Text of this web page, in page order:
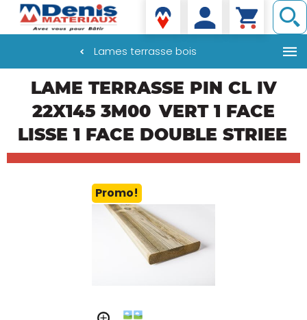
principal
Denis matériaux
Lames terrasse bois
LAME TERRASSE PIN CL IV
22X145 3M00 VERT 1 FACE
LISSE 1 FACE DOUBLE STRIEE
Promo!